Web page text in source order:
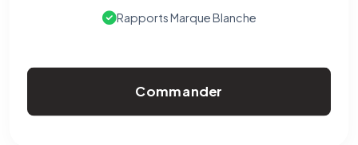
Rapports Marque Blanche
Commander